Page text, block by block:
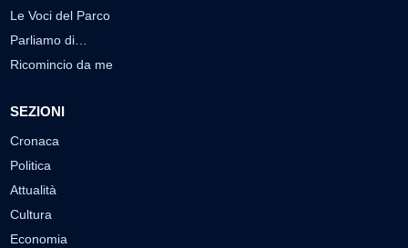
Le Voci del Parco
Parliamo di…
Ricomincio da me
SEZIONI
Cronaca
Politica
Attualità
Cultura
Economia